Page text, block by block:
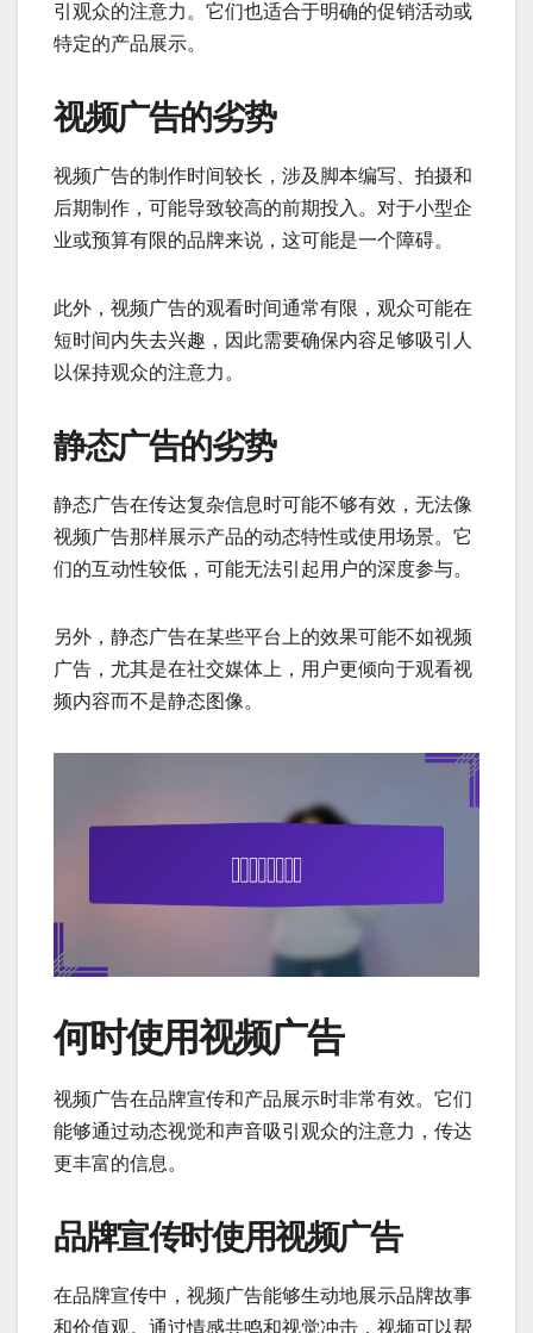
引观众的注意力。它们也适合于明确的促销活动或
特定的产品展示。
视频广告的劣势
视频广告的制作时间较长，涉及脚本编写、拍摄和
后期制作，可能导致较高的前期投入。对于小型企
业或预算有限的品牌来说，这可能是一个障碍。
此外，视频广告的观看时间通常有限，观众可能在
短时间内失去兴趣，因此需要确保内容足够吸引人
以保持观众的注意力。
静态广告的劣势
静态广告在传达复杂信息时可能不够有效，无法像
视频广告那样展示产品的动态特性或使用场景。它
们的互动性较低，可能无法引起用户的深度参与。
另外，静态广告在某些平台上的效果可能不如视频
广告，尤其是在社交媒体上，用户更倾向于观看视
频内容而不是静态图像。
何时使用视频广告
视频广告在品牌宣传和产品展示时非常有效。它们
能够通过动态视觉和声音吸引观众的注意力，传达
更丰富的信息。
品牌宣传时使用视频广告
在品牌宣传中，视频广告能够生动地展示品牌故事
和价值观。通过情感共鸣和视觉冲击，视频可以帮